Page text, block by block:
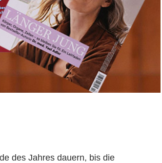
des Jahres dauern, bis die